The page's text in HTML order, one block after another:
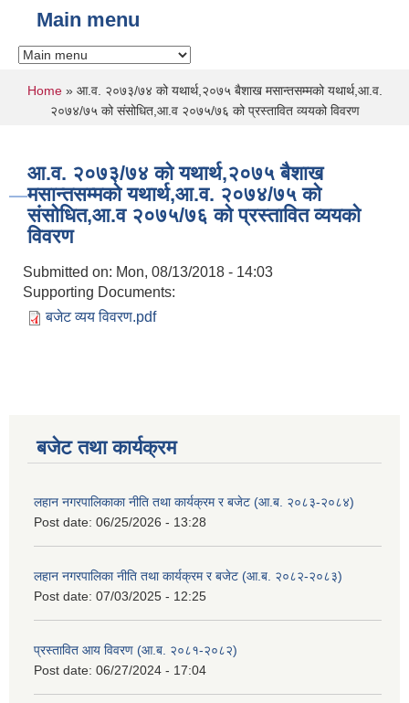
Main menu
You are here
Home» आ.व. २०७३/७४ को यथार्थ,२०७५ बैशाख मसान्तसम्मको यथार्थ,आ.व.
२०७४/७५ को संसोधित,आ.व २०७५/७६ को प्रस्तावित व्ययको विवरण
आ.व. २०७३/७४ को यथार्थ,२०७५ बैशाख
मसान्तसम्मको यथार्थ,आ.व. २०७४/७५ को
संसोधित,आ.व २०७५/७६ को प्रस्तावित व्ययको
विवरण
Submitted on: Mon, 08/13/2018 - 14:03
Supporting Documents:
बजेट व्यय विवरण.pdf
बजेट तथा कार्यक्रम
लहान नगरपालिकाका नीति तथा कार्यक्रम र बजेट (आ.ब. २०८३-२०८४)
Post date: 06/25/2026 - 13:28
लहान नगरपालिका नीति तथा कार्यक्रम र बजेट (आ.ब. २०८२-२०८३)
Post date: 07/03/2025 - 12:25
प्रस्तावित आय विवरण (आ.ब. २०८१-२०८२)
Post date: 06/27/2024 - 17:04